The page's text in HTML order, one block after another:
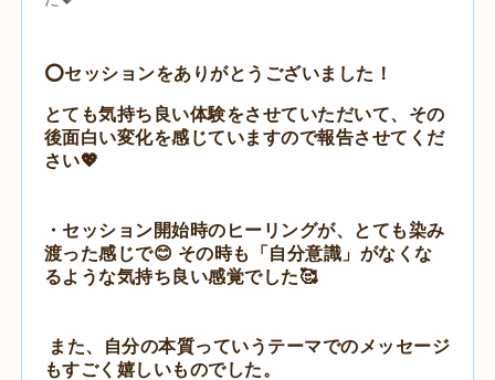
⭕️セッションをありがとうございました！
とても気持ち良い体験をさせていただいて、その
後面白い変化を感じていますので報告させてくだ
さい💖
・セッション開始時のヒーリングが、とても染み
渡った感じで😊 その時も「自分意識」がなくな
るような気持ち良い感覚でした🥰
また、自分の本質っていうテーマでのメッセージ
もすごく嬉しいものでした。